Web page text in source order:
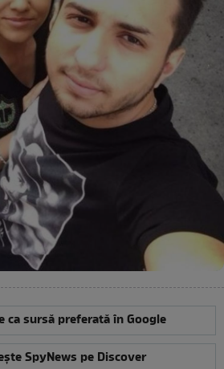
ca sursă preferată în Google
SpyNews pe Discover